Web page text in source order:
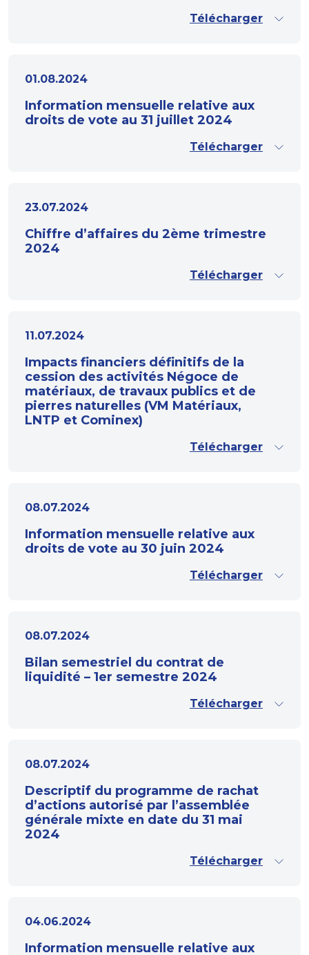
Télécharger
01.08.2024
Information mensuelle relative aux
droits de vote au 31 juillet 2024
Télécharger
23.07.2024
Chiffre d’affaires du 2ème trimestre
2024
Télécharger
11.07.2024
Impacts financiers définitifs de la
cession des activités Négoce de
matériaux, de travaux publics et de
pierres naturelles (VM Matériaux,
LNTP et Cominex)
Télécharger
08.07.2024
Information mensuelle relative aux
droits de vote au 30 juin 2024
Télécharger
08.07.2024
Bilan semestriel du contrat de
liquidité – 1er semestre 2024
Télécharger
08.07.2024
Descriptif du programme de rachat
d’actions autorisé par l’assemblée
générale mixte en date du 31 mai
2024
Télécharger
04.06.2024
Information mensuelle relative aux